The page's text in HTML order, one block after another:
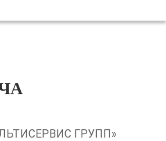
ГРУПП»